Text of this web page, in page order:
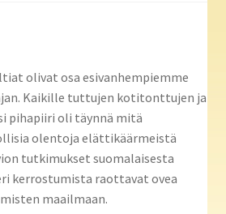
olivat osa esivanhempiemme
Kaikille tuttujen kotitonttujen ja
pihapiiri oli täynnä mitä
olentoja elättikäärmeistä
tutkimukset suomalaisesta
kerrostumista raottavat ovea
maailmaan.